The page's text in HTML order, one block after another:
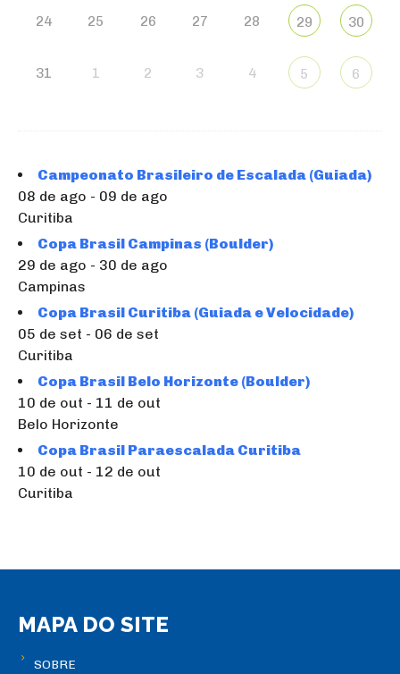
24 25 26 27 28 29 30
31 1 2 3 4 5 6
Campeonato Brasileiro de Escalada (Guiada)
08 de ago - 09 de ago
Curitiba
Copa Brasil Campinas (Boulder)
29 de ago - 30 de ago
Campinas
Copa Brasil Curitiba (Guiada e Velocidade)
05 de set - 06 de set
Curitiba
Copa Brasil Belo Horizonte (Boulder)
10 de out - 11 de out
Belo Horizonte
Copa Brasil Paraescalada Curitiba
10 de out - 12 de out
Curitiba
MAPA DO SITE
SOBRE